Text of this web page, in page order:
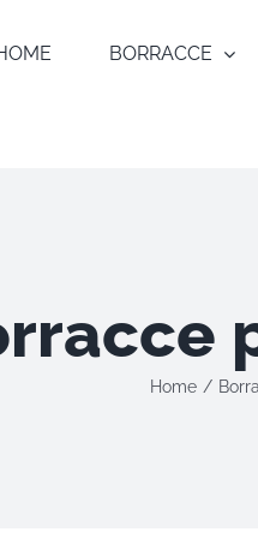
BORRACCE
Home /